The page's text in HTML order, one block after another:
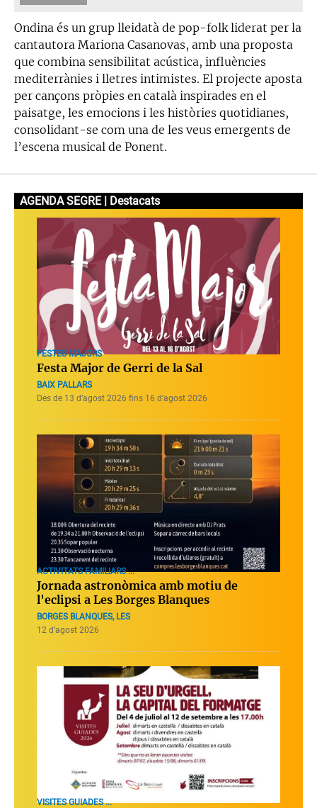
Ondina és un grup lleidatà de pop-folk liderat per la
cantautora Mariona Casanovas, amb una proposta
que combina sensibilitat acústica, influències
mediterrànies i lletres intimistes. El projecte aposta
per cançons pròpies en català inspirades en el
paisatge, les emocions i les històries quotidianes,
consolidant-se com una de les veus emergents de
l’escena musical de Ponent.
AGENDA SEGRE | Destacats
FESTES MAJORS
Festa Major de Gerri de la Sal
BAIX PALLARS
Des de 13 d’agost 2026 fins 16 d’agost 2026
ACTIVITATS FAMILIARS ...
Jornada astronòmica amb motiu de
l'eclipsi a Les Borges Blanques
BORGES BLANQUES, LES
12 d’agost 2026
VISITES GUIADES ...